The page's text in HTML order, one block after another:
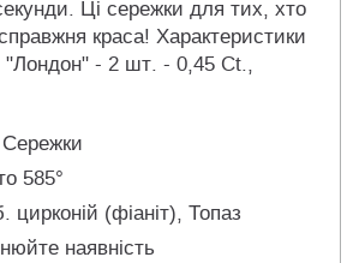
Ці сережки для тих, хто
краса! Характеристики
"Лондон" - 2 шт. - 0,45 Ct.,
Сережки
585°
цирконій (фіаніт), Топаз
наявність